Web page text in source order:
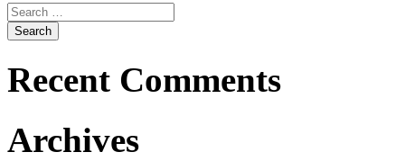
Recent Comments
Archives